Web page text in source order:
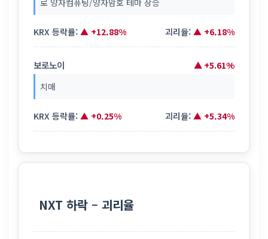
로 양자컴퓨팅/양자암호 테마 상승
KRX 등락률: ▲ +12.88% 괴리율: ▲ +6.18%
보로노이 ▲ +5.61%
치매
KRX 등락률: ▲ +0.25% 괴리율: ▲ +5.34%
NXT 하락 – 괴리율